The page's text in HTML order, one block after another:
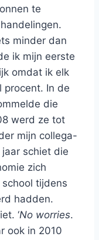
te
minder dan
ik mijn eerste
omdat ik elk
procent. In de
die
werd ze tot
mijn collega-
schiet die
zich
school tijdens
hadden.
‘No worries.
ook in 2010